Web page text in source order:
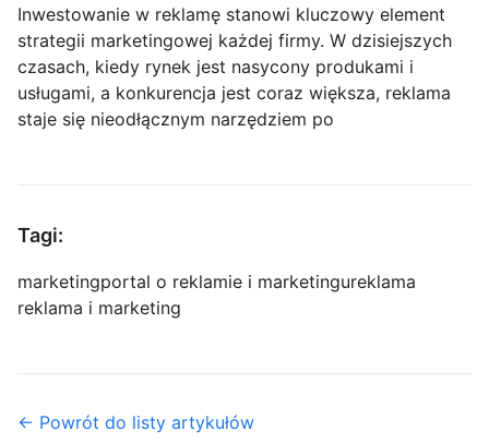
Inwestowanie w reklamę stanowi kluczowy element
strategii marketingowej każdej firmy. W dzisiejszych
czasach, kiedy rynek jest nasycony produkami i
usługami, a konkurencja jest coraz większa, reklama
staje się nieodłącznym narzędziem po
Tagi:
marketingportal o reklamie i marketingureklama
reklama i marketing
← Powrót do listy artykułów